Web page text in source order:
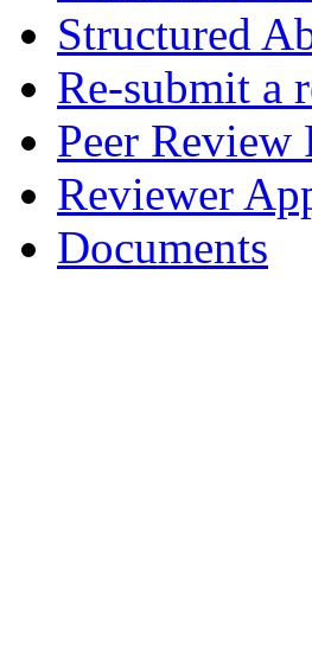
Structured
Re-submit a
Peer Review
Reviewer
Documents